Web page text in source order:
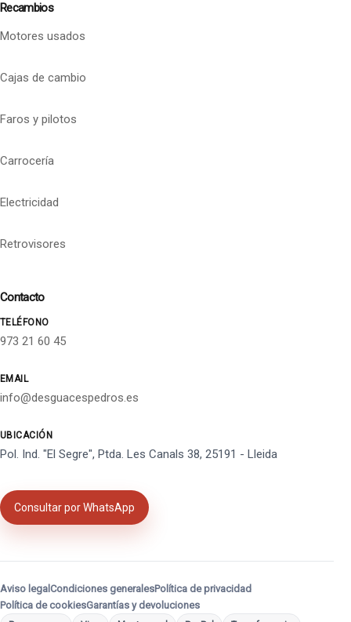
Recambios
Motores usados
Cajas de cambio
Faros y pilotos
Carrocería
Electricidad
Retrovisores
Contacto
TELÉFONO
973 21 60 45
EMAIL
info@desguacespedros.es
UBICACIÓN
Pol. Ind. "El Segre", Ptda. Les Canals 38, 25191 - Lleida
Consultar por WhatsApp
Aviso legal Condiciones generalesPolítica de privacidad
Política de cookiesGarantías y devoluciones